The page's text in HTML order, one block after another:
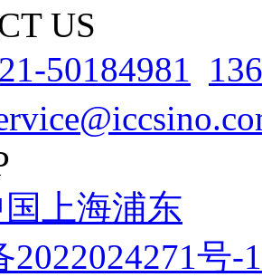
US
50184981
上海浦东
2022024271号-1